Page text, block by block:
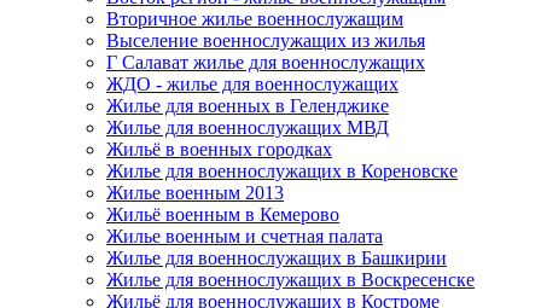
Вторичное жилье военнослужащим
Выселение военнослужащих из жилья
Г Салават жилье для военнослужащих
ЖДО - жилье для военнослужащих
Жилье для военных в Геленджике
Жилье для военнослужащих МВД
Жильё в военных городках
Жилье для военнослужащих в Кореновске
Жилье военным 2013
Жильё военным в Кемерово
Жилье военным и счетная палата
Жилье для военнослужащих в Башкирии
Жилье для военнослужащих в Воскресенске
Жильё для военнослужащих в Костроме